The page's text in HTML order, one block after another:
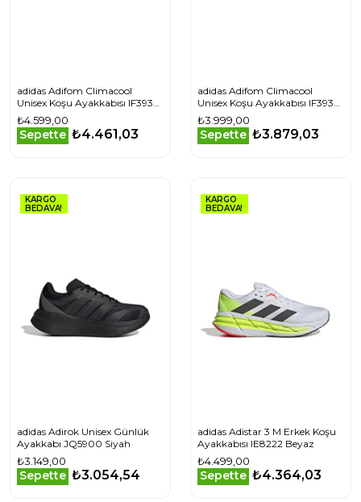
adidas Adifom Climacool
Unisex Koşu Ayakkabısı IF3935
Gri
₺4.599,00
Sepette ₺4.461,03
adidas Adifom Climacool
Unisex Koşu Ayakkabısı IF3938
Gri
₺3.999,00
Sepette ₺3.879,03
KARGO
BEDAVA!
adidas Adirok Unisex Günlük
Ayakkabı JQ5900 Siyah
₺3.149,00
Sepette ₺3.054,54
KARGO
BEDAVA!
adidas Adistar 3 M Erkek Koşu
Ayakkabısı IE8222 Beyaz
₺4.499,00
Sepette ₺4.364,03